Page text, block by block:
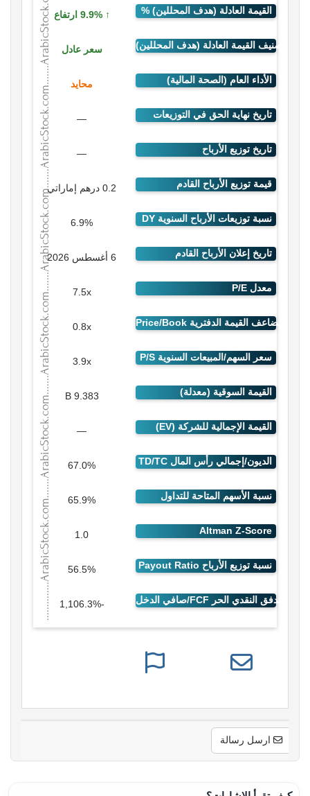
9.9% ارتفاع
سعر عادل
محايد
—
—
0.2 درهم إماراتي
6.9%
6 أغسطس 2026
7.5x
0.8x
3.9x
9.383 B
—
67.0%
65.9%
1.0
56.5%
-1,106.3%
ارسل رسالة